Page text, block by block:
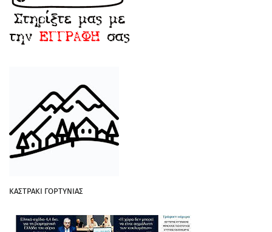
ΚΑΣΤΡΑΚΙ ΓΟΡΤΥΝΙΑΣ